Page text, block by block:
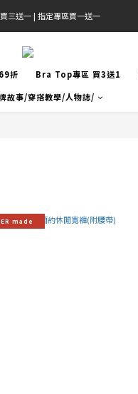
滿千免運(僅限台灣本島)
三送一 | 指定專區買一送一
滿千免運(僅限台灣本島)
折 Bra Top專區 買3送1
故事/穿搭教學/人物誌/
made